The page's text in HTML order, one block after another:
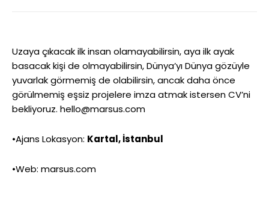
Uzaya çıkacak ilk insan olamayabilirsin, aya ilk ayak
basacak kişi de olmayabilirsin, Dünya’yı Dünya gözüyle
yuvarlak görmemiş de olabilirsin, ancak daha önce
görülmemiş eşsiz projelere imza atmak istersen CV’ni
bekliyoruz. hello@marsus.com
•Ajans Lokasyon: Kartal, İstanbul
•Web: marsus.com